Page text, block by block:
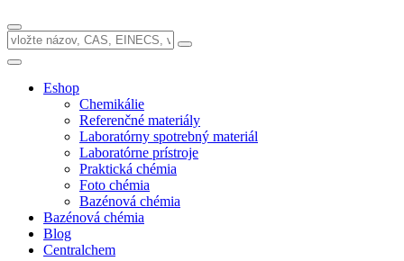
Eshop
Chemikálie
Referenčné materiály
Laboratórny spotrebný materiál
Laboratórne prístroje
Praktická chémia
Foto chémia
Bazénová chémia
Bazénová chémia
Blog
Centralchem